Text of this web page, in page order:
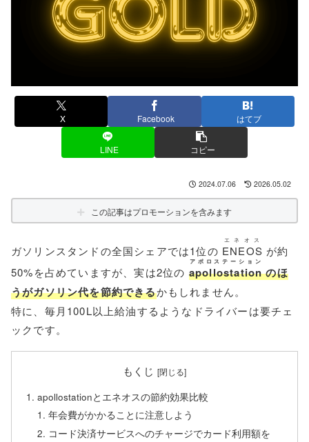
X Facebook はてブ
LINE コピー
2024.07.06 2026.05.02
この記事はプロモーションを含みます
ガソリンスタンドの全国シェアでは1位の ENEOS
エネオス
が約
50%を占めていますが、実は2位の apollostation
アポロステーション
のほ
うがガソリン代を節約できるかもしれません。
特に、毎月100L以上給油するようなドライバーは要チェ
ックです。
もくじ
apollostationとエネオスの節約効果比較
年会費がかかることに注意しよう
コード決済サービスへのチャージでカード利用額を